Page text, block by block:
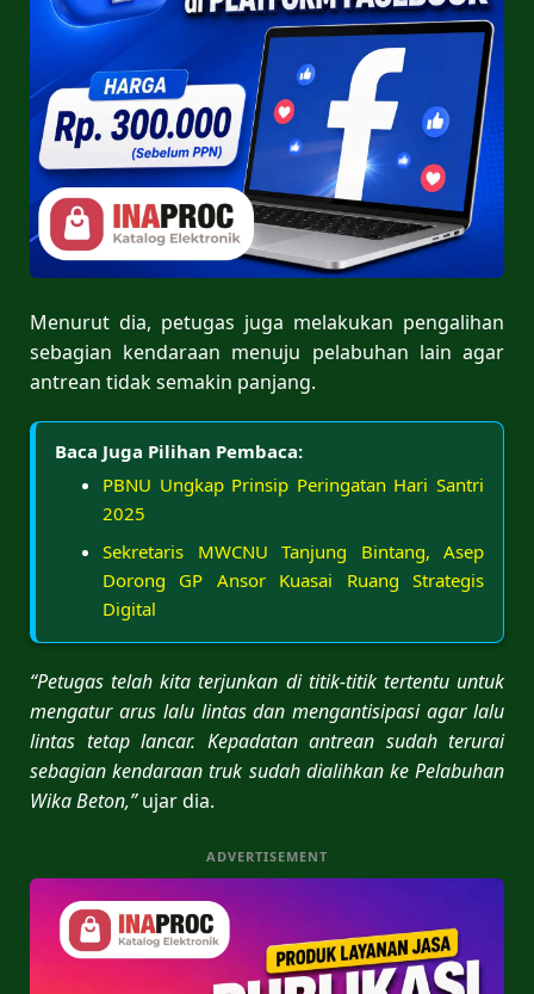
Menurut dia, petugas juga melakukan pengalihan
sebagian kendaraan menuju pelabuhan lain agar
antrean tidak semakin panjang.
Baca Juga Pilihan Pembaca:
PBNU Ungkap Prinsip Peringatan Hari Santri
2025
Sekretaris MWCNU Tanjung Bintang, Asep
Dorong GP Ansor Kuasai Ruang Strategis
Digital
“Petugas telah kita terjunkan di titik-titik tertentu untuk
mengatur arus lalu lintas dan mengantisipasi agar lalu
lintas tetap lancar. Kepadatan antrean sudah terurai
sebagian kendaraan truk sudah dialihkan ke Pelabuhan
Wika Beton,”ujar dia.
ADVERTISEMENT